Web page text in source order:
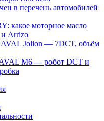
в перечень автомобилей
какое моторное масло
и Arrizo
Jolion — 7DCT, объём
M6 — робот DCT и